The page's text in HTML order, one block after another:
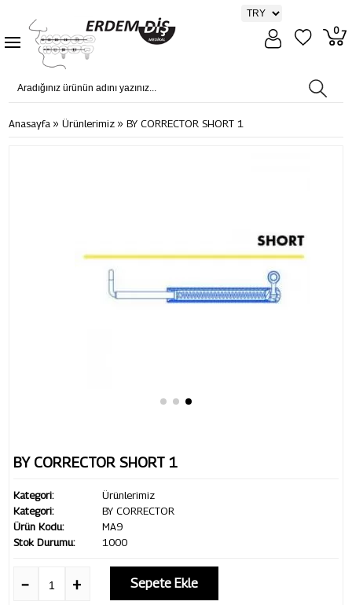
0
Anasayfa » Ürünlerimiz » BY CORRECTOR SHORT 1
BY CORRECTOR SHORT 1
Kategori:
Ürünlerimiz
Kategori:
BY CORRECTOR
Ürün Kodu:
MA9
Stok Durumu:
1000
Sepete Ekle